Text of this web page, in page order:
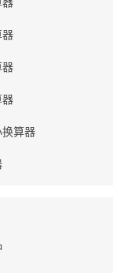
器
器
器
算器